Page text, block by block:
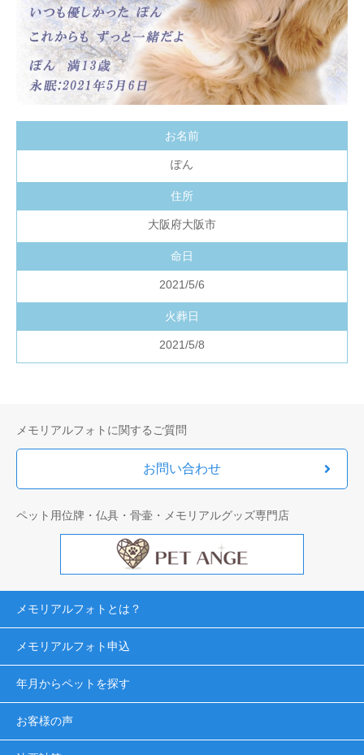
お名前
ぽん
住所
大阪府大阪市
命日
2021/5/6
火葬日
2021/5/8
メモリアルフォトに関するご質問
お問い合わせ
ペット用位牌・仏具・骨壷・メモリアルグッズ専門店
メモリアルフォトとは？
メモリアルフォト申込
年月からペットを探す
お客様の声